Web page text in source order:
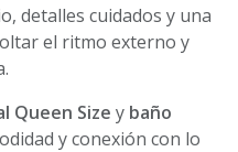
detalles cuidados y una
el ritmo externo y
Queen Size y baño
y conexión con lo